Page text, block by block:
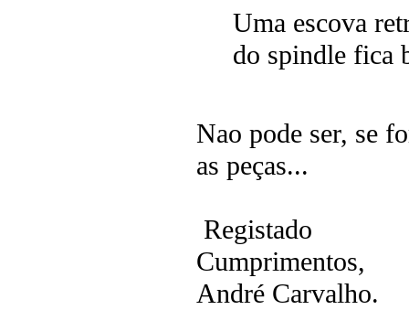
Uma escova
do spindle fica
Nao pode ser, se
as peças...
Registado
Cumprimentos,
André Carvalho.